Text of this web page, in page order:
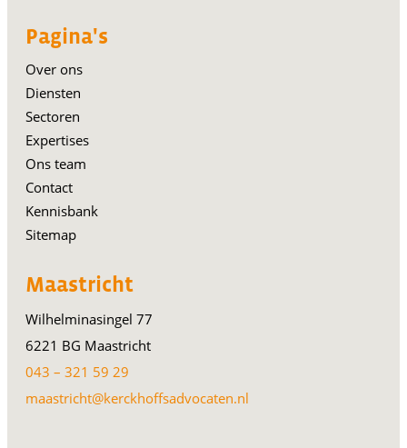
Pagina's
Over ons
Diensten
Sectoren
Expertises
Ons team
Contact
Kennisbank
Sitemap
Maastricht
Wilhelminasingel 77
6221 BG Maastricht
043 – 321 59 29
maastricht@kerckhoffsadvocaten.nl